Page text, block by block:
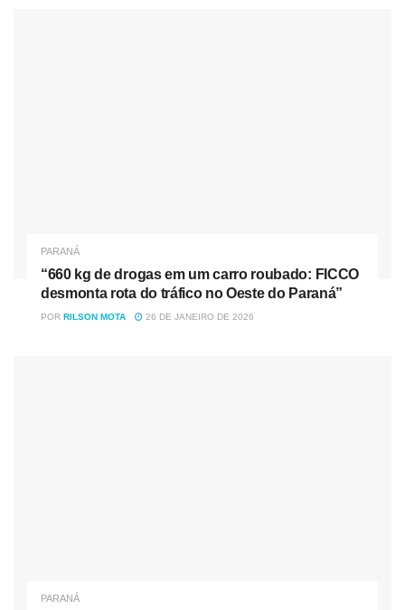
PARANÁ
“660 kg de drogas em um carro roubado: FICCO
desmonta rota do tráfico no Oeste do Paraná”
POR RILSON MOTA 26 DE JANEIRO DE 2026
PARANÁ